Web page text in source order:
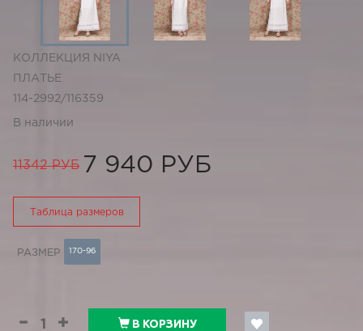
КОЛЛЕКЦИЯ NIYA
ПЛАТЬЕ
114-2992/116359
В наличии
11342 РУБ 7 940 РУБ
Таблица размеров
РАЗМЕР 170-96
В КОРЗИНУ